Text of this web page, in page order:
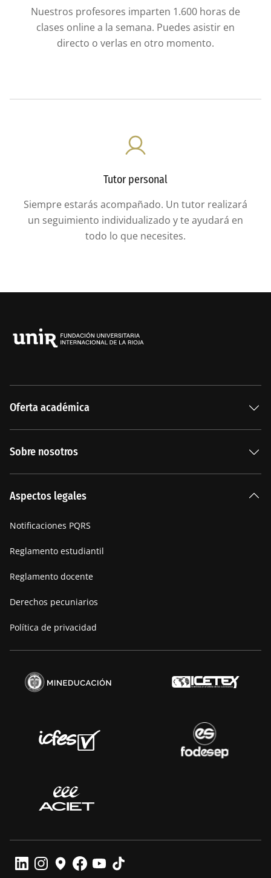
Nuestros profesores imparten 1.600 horas de
clases online a la semana. Puedes asistir en
directo o verlas en otro momento.
Tutor personal
Siempre estarás acompañado. Un tutor realizará
un seguimiento individualizado y te ayudará en
todo lo que necesites.
Oferta académica
Sobre nosotros
Manifiesto
Aspectos legales
Notificaciones PQRS
Reglamento estudiantil
Reglamento docente
Derechos pecuniarios
Política de privacidad